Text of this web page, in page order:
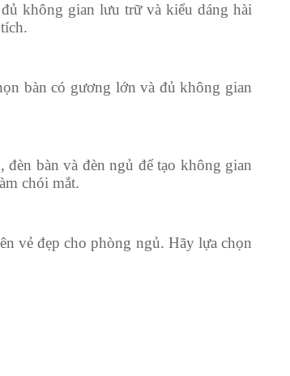
không gian lưu trữ và kiểu dáng hài
bàn có gương lớn và đủ không gian
bàn và đèn ngủ để tạo không gian
chói mắt.
vẻ đẹp cho phòng ngủ. Hãy lựa chọn